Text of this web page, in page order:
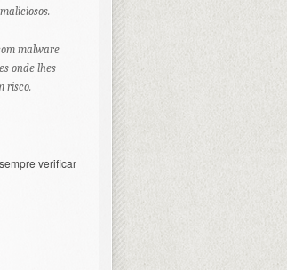
malware
onde lhes
risco.
verificar